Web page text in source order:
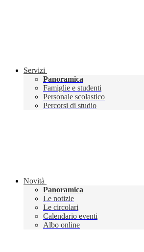
Servizi
Panoramica
Famiglie e studenti
Personale scolastico
Percorsi di studio
Novità
Panoramica
Le notizie
Le circolari
Calendario eventi
Albo online